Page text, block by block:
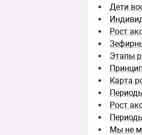
Дети
Рост
Этапы
Карта
Рост
Мы не